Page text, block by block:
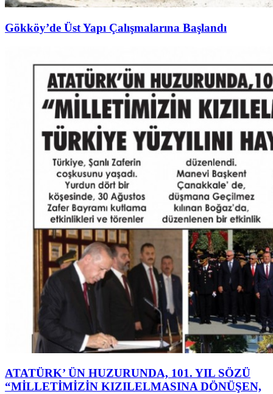
Gökköy’de Üst Yapı Çalışmalarına Başlandı
ATATÜRK’ ÜN HUZURUNDA, 101. YIL SÖZÜ
“MİLLETİMİZİN KIZILELMASINA DÖNÜŞEN,